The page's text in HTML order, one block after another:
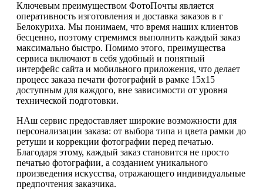
Ключевым преимуществом ФотоПочты является
оперативность изготовления и доставка заказов в г
Белокуриха. Мы понимаем, что время наших клиентов
бесценно, поэтому стремимся выполнить каждый заказ
максимально быстро. Помимо этого, преимущества
сервиса включают в себя удобный и понятный
интерфейс сайта и мобильного приложения, что делает
процесс заказа печати фотографий в рамке 15х15
доступным для каждого, вне зависимости от уровня
технической подготовки.
НАш сервис предоставляет широкие возможности для
персонализации заказа: от выбора типа и цвета рамки до
ретуши и коррекции фотографии перед печатью.
Благодаря этому, каждый заказ становится не просто
печатью фотографии, а созданием уникального
произведения искусства, отражающего индивидуальные
предпочтения заказчика.